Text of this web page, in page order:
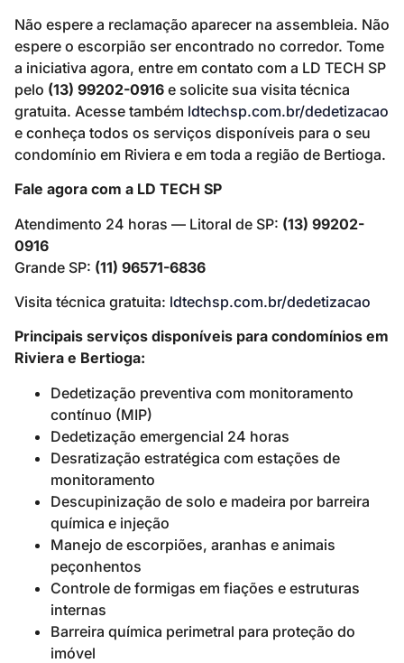
Não espere a reclamação aparecer na assembleia. Não
espere o escorpião ser encontrado no corredor. Tome
a iniciativa agora, entre em contato com a LD TECH SP
pelo (13) 99202-0916 e solicite sua visita técnica
gratuita. Acesse também ldtechsp.com.br/dedetizacao
e conheça todos os serviços disponíveis para o seu
condomínio em Riviera e em toda a região de Bertioga.
Fale agora com a LD TECH SP
Atendimento 24 horas — Litoral de SP: (13) 99202-
0916
Grande SP: (11) 96571-6836
Visita técnica gratuita: ldtechsp.com.br/dedetizacao
Principais serviços disponíveis para condomínios em
Riviera e Bertioga:
Dedetização preventiva com monitoramento
contínuo (MIP)
Dedetização emergencial 24 horas
Desratização estratégica com estações de
monitoramento
Descupinização de solo e madeira por barreira
química e injeção
Manejo de escorpiões, aranhas e animais
peçonhentos
Controle de formigas em fiações e estruturas
internas
Barreira química perimetral para proteção do
imóvel